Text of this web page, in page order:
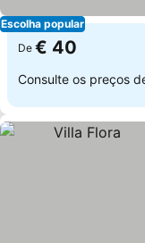
Escolha popular
De € 40
Consulte os preços